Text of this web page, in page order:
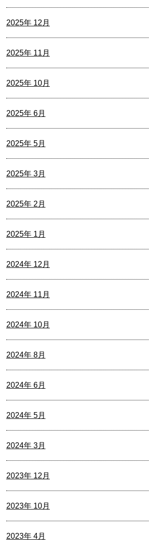
2025年 12月
2025年 11月
2025年 10月
2025年 6月
2025年 5月
2025年 3月
2025年 2月
2025年 1月
2024年 12月
2024年 11月
2024年 10月
2024年 8月
2024年 6月
2024年 5月
2024年 3月
2023年 12月
2023年 10月
2023年 4月